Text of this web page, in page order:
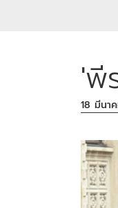
'พี
18 มีนา